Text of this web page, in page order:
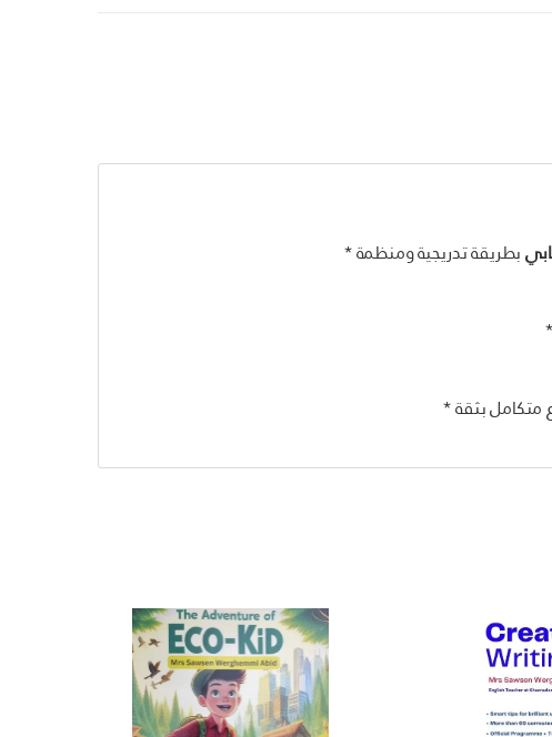
بطريقة تدريجية ومنظمة *
متكامل بثقة *